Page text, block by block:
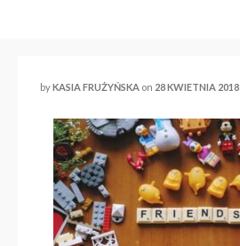
byKASIA FRUŻYŃSKA on 28 KWIETNIA 2018